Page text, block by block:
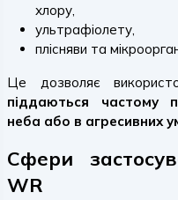
хлору,
ультрафіолету,
плісняви та
Це дозволяє
піддаються частому
неба або в агресивних
Сфери
WR